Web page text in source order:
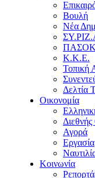
Βουλή
Νέα
ΠΑΣΟΚ
Κ.Κ.Ε.
Τοπική
Δελτία
Οικονομία
Αγορά
Εργασία
Κοινωνία